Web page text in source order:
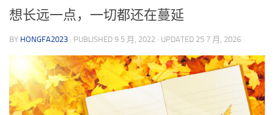
想长远一点，一切都还在蔓延
BY HONGFA2023 · PUBLISHED 9 5 月, 2022 · UPDATED 25 7 月, 2026